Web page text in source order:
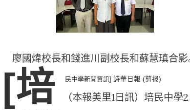
廖國煒校長和錢進川副校長和蘇慧瑱合
[培 民中學新聞資訊] 詩華日報 (剪报)
（本報美里1日訊）培民中學2